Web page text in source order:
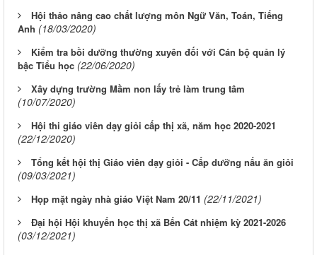
Hội thảo nâng cao chất lượng môn Ngữ Văn, Toán, Tiếng
Anh (18/03/2020)
Kiểm tra bồi dưỡng thường xuyên đối với Cán bộ quản lý
bậc Tiểu học (22/06/2020)
Xây dựng trường Mầm non lấy trẻ làm trung tâm
(10/07/2020)
Hội thi giáo viên dạy giỏi cấp thị xã, năm học 2020-2021
(22/12/2020)
Tổng kết hội thị Giáo viên dạy giỏi - Cấp dưỡng nấu ăn giỏi
(09/03/2021)
Họp mặt ngày nhà giáo Việt Nam 20/11 (22/11/2021)
Đại hội Hội khuyến học thị xã Bến Cát nhiệm kỳ 2021-2026
(03/12/2021)